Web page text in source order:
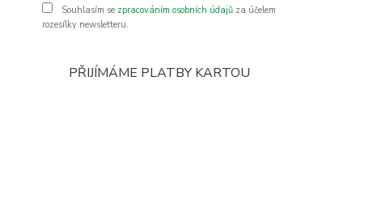
Souhlasím se zpracováním osobních údajů za účelem
rozesílky newsletteru.
PŘIJÍMÁME PLATBY KARTOU